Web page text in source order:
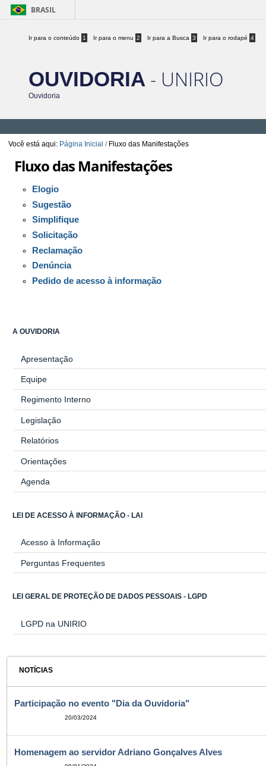
BRASIL
Ir para o conteúdo 1 Ir para o menu 2 Ir para a Busca 3 Ir para o rodapé 4
OUVIDORIA - UNIRIO
Ouvidoria
Você está aqui: Página Inicial / Fluxo das Manifestações
Fluxo das Manifestações
Elogio
Sugestão
Simplifique
Solicitação
Reclamação
Denúncia
Pedido de acesso à informação
A OUVIDORIA
Apresentação
Equipe
Regimento Interno
Legislação
Relatórios
Orientações
Agenda
LEI DE ACESSO À INFORMAÇÃO - LAI
Acesso à Informação
Perguntas Frequentes
LEI GERAL DE PROTEÇÃO DE DADOS PESSOAIS - LGPD
LGPD na UNIRIO
NOTÍCIAS
Participação no evento "Dia da Ouvidoria"
20/03/2024
Homenagem ao servidor Adriano Gonçalves Alves